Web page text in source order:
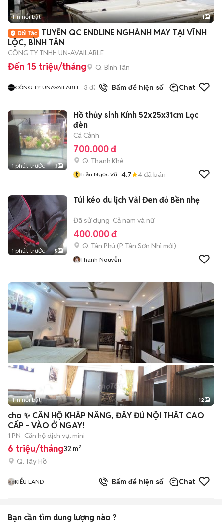
Tin nổi bật 1
TUYỂN QC ENDLINE NGHÀNH MAY TẠI VĨNH
LỘC, BÌNH TÂN
CÔNG TY TNHH UN-AVAILABLE
Đến 15 triệu/tháng Q. Bình Tân
CÔNG TY UNAVAILABLE 3 đã bán Bấm để hiện số Chat
1 phút trước 3
Hồ thủy sinh Kính 52x25x31cm Lọc
đèn
Cá Cảnh
700.000 đ
Q. Thanh Khê
t Trần Ngọc Vũ 4.7 4đã bán
1 phút trước 5
Túi kéo du lịch Vải Đen đỏ Bền nhẹ
Đã sử dụng Cả nam và nữ
400.000 đ
Q. Tân Phú (P. Tân Sơn Nhì mới)
Thanh Nguyễn
+2
Tin nổi bật 12
cho ​✨ CĂN HỘ KHẮP NẮNG, ĐẦY ĐỦ NỘI THẤT CAO
CẤP - VÀO Ở NGAY! ​
1 PN Căn hộ dịch vụ, mini
6 triệu/tháng32 m²
Q. Tây Hồ
KIỂU LAND Bấm để hiện số Chat
Bạn cần tìm dung lượng nào ?